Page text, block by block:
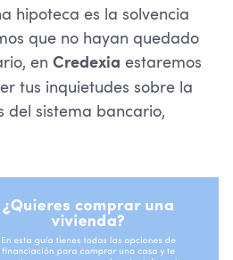
hipoteca es la solvencia
que no hayan quedado
en Credexia estaremos
tus inquietudes sobre la
del sistema bancario,